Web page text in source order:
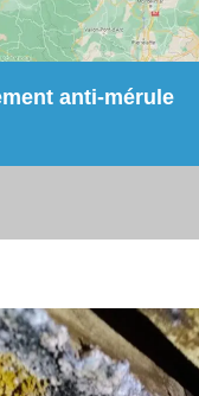
anti-mérule